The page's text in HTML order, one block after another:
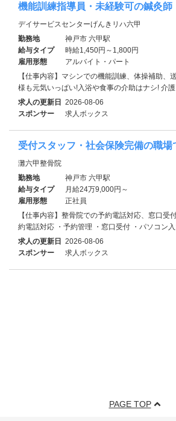
機能訓練指導員・未経験可の鍼灸師
デイサービスセンターげんきリハ六甲
勤務地
神戸市 六甲駅
給与タイプ
時給1,450円～1,800円
雇用形態
アルバイト・パート
【仕事内容】マシンでの機能訓練、体操補助、
様も元気いっぱい!入浴や食事の介助はナシ! 介護
求人の更新日 2026-08-06
スポンサー
求人ボックス
受付スタッフ・社会保険完備の職場
灘六甲整骨院
勤務地
神戸市 六甲駅
給与タイプ
月給24万9,000円～
雇用形態
正社員
【仕事内容】整骨院での予約電話対応、窓口受
約電話対応 ・予約管理 ・窓口受付 ・パソコン入
求人の更新日 2026-08-06
スポンサー
求人ボックス
PAGE TOP